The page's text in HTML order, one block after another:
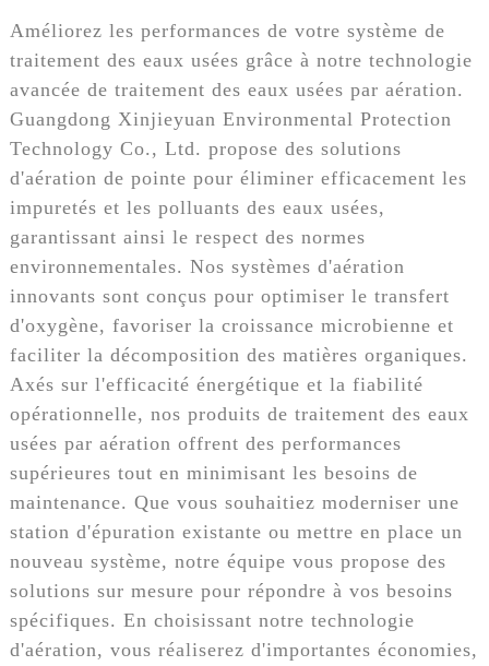
Améliorez les performances de votre système de
traitement des eaux usées grâce à notre technologie
avancée de traitement des eaux usées par aération.
Guangdong Xinjieyuan Environmental Protection
Technology Co., Ltd. propose des solutions
d'aération de pointe pour éliminer efficacement les
impuretés et les polluants des eaux usées,
garantissant ainsi le respect des normes
environnementales. Nos systèmes d'aération
innovants sont conçus pour optimiser le transfert
d'oxygène, favoriser la croissance microbienne et
faciliter la décomposition des matières organiques.
Axés sur l'efficacité énergétique et la fiabilité
opérationnelle, nos produits de traitement des eaux
usées par aération offrent des performances
supérieures tout en minimisant les besoins de
maintenance. Que vous souhaitiez moderniser une
station d'épuration existante ou mettre en place un
nouveau système, notre équipe vous propose des
solutions sur mesure pour répondre à vos besoins
spécifiques. En choisissant notre technologie
d'aération, vous réaliserez d'importantes économies,